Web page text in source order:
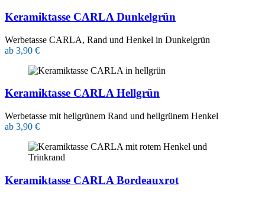
Keramiktasse CARLA Dunkelgrün
Werbetasse CARLA, Rand und Henkel in Dunkelgrün
ab 3,90 €
Keramiktasse CARLA Hellgrün
Werbetasse mit hellgrünem Rand und hellgrünem Henkel
ab 3,90 €
Keramiktasse CARLA Bordeauxrot